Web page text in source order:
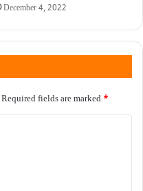
December 4, 2022
Required fields are marked *